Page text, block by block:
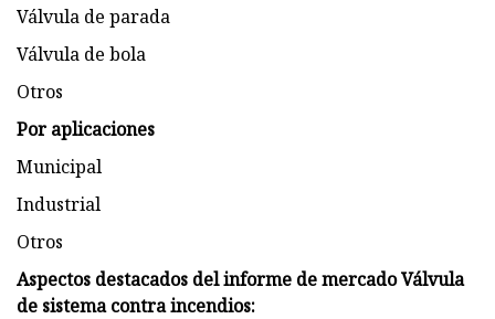
Válvula de parada
Válvula de bola
Otros
Por aplicaciones
Municipal
Industrial
Otros
Aspectos destacados del informe de mercado Válvula
de sistema contra incendios: